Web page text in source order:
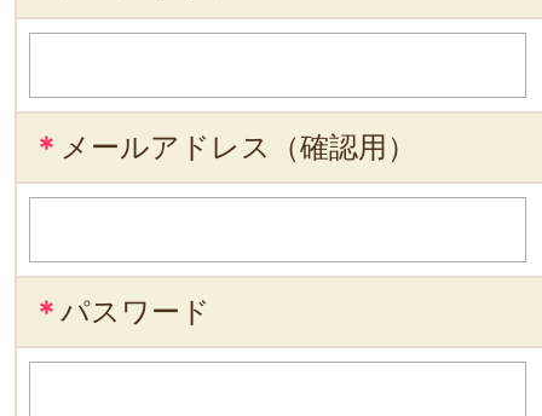
＊ メールアドレス（確認用）
＊ パスワード